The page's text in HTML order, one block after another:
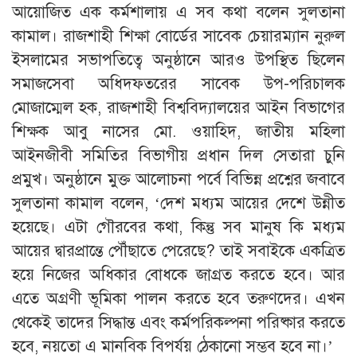
আয়োজিত এক কর্মশালায় এ সব কথা বলেন সুলতানা
কামাল। রাজশাহী শিক্ষা বোর্ডের সাবেক চেয়ারম্যান নুরুল
ইসলামের সভাপতিত্বে অনুষ্ঠানে আরও উপস্থিত ছিলেন
সমাজসেবা অধিদফতরের সাবেক উপ-পরিচালক
মোজাম্মেল হক, রাজশাহী বিশ্ববিদ্যালয়ের আইন বিভাগের
শিক্ষক আবু নাসের মো. ওয়াহিদ, জাতীয় মহিলা
আইনজীবী সমিতির বিভাগীয় প্রধান দিল সেতারা চুনি
প্রমুখ। অনুষ্ঠানে মুক্ত আলোচনা পর্বে বিভিন্ন প্রশ্নের জবাবে
সুলতানা কামাল বলেন, ‘দেশ মধ্যম আয়ের দেশে উন্নীত
হয়েছে। এটা গৌরবের কথা, কিন্তু সব মানুষ কি মধ্যম
আয়ের দ্বারপ্রান্তে পৌঁছাতে পেরেছে? তাই সবাইকে একত্রিত
হয়ে নিজের অধিকার বোধকে জাগ্রত করতে হবে। আর
এতে অগ্রণী ভূমিকা পালন করতে হবে তরুণদের। এখন
থেকেই তাদের সিদ্ধান্ত এবং কর্মপরিকল্পনা পরিষ্কার করতে
হবে, নয়তো এ মানবিক বিপর্যয় ঠেকানো সম্ভব হবে না।’